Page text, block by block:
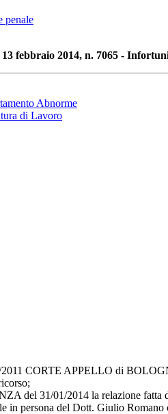
penale
13 febbraio 2014, n. 7065 -
Abnorme
di Lavoro
2011 CORTE APPELLO di
del 31/01/2014 la relazione
in persona del Dott. Giulio